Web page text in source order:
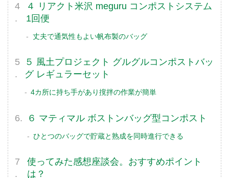
４ リアクト米沢 meguru コンポストシステム
1回便
丈夫で通気性もよい帆布製のバッグ
５ 風土プロジェクト グルグルコンポストバッ
グ レギュラーセット
4カ所に持ち手があり撹拌の作業が簡単
６ マティマル ボストンバッグ型コンポスト
ひとつのバッグで貯蔵と熟成を同時進行できる
使ってみた感想座談会。おすすめポイント
は？